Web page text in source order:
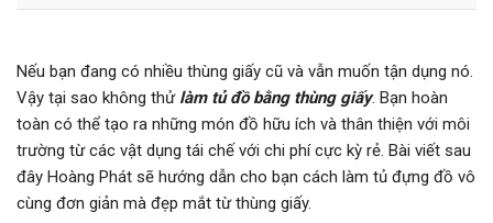
Nếu bạn đang có nhiều thùng giấy cũ và vẫn muốn tận dụng nó.
Vậy tại sao không thửlàm tủ đồ bằng thùng giấy. Bạn hoàn
toàn có thể tạo ra những món đồ hữu ích và thân thiện với môi
trường từ các vật dụng tái chế với chi phí cực kỳ rẻ. Bài viết sau
đây Hoàng Phát sẽ hướng dẫn cho bạn cách làm tủ đựng đồ vô
cùng đơn giản mà đẹp mắt từ thùng giấy.